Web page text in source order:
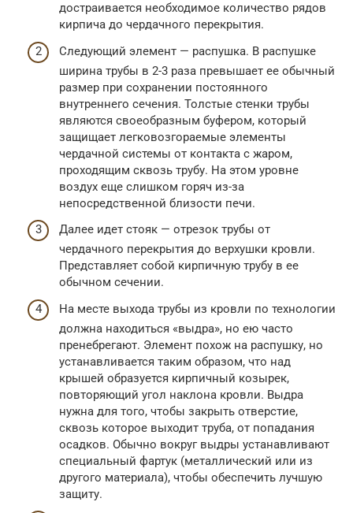
достраивается необходимое количество рядов
кирпича до чердачного перекрытия.
Следующий элемент — распушка. В распушке
ширина трубы в 2-3 раза превышает ее обычный
размер при сохранении постоянного
внутреннего сечения. Толстые стенки трубы
являются своеобразным буфером, который
защищает легковозгораемые элементы
чердачной системы от контакта с жаром,
проходящим сквозь трубу. На этом уровне
воздух еще слишком горяч из-за
непосредственной близости печи.
Далее идет стояк — отрезок трубы от
чердачного перекрытия до верхушки кровли.
Представляет собой кирпичную трубу в ее
обычном сечении.
На месте выхода трубы из кровли по технологии
должна находиться «выдра», но ею часто
пренебрегают. Элемент похож на распушку, но
устанавливается таким образом, что над
крышей образуется кирпичный козырек,
повторяющий угол наклона кровли. Выдра
нужна для того, чтобы закрыть отверстие,
сквозь которое выходит труба, от попадания
осадков. Обычно вокруг выдры устанавливают
специальный фартук (металлический или из
другого материала), чтобы обеспечить лучшую
защиту.